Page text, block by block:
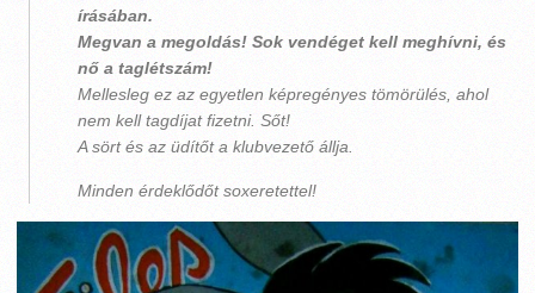
írásában.
Megvan a megoldás! Sok vendéget kell meghívni, és
nő a taglétszám!
Mellesleg ez az egyetlen képregényes tömörülés, ahol
nem kell tagdíjat fizetni. Sőt!
A sört és az üdítőt a klubvezető állja.
Minden érdeklődőt soxeretettel!